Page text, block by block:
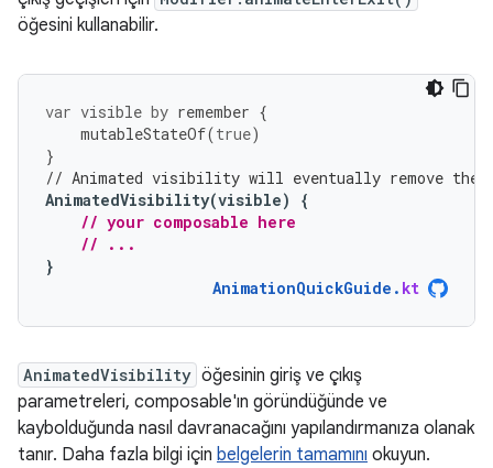
öğesini kullanabilir.
var visible by remember {
mutableStateOf(true)
}
// Animated visibility will eventually remove the
AnimatedVisibility(visible)
{
// your composable here
// ...
}
AnimationQuickGuide . kt
AnimatedVisibility öğesinin giriş ve çıkış
parametreleri, composable'ın göründüğünde ve
kaybolduğunda nasıl davranacağını yapılandırmanıza olanak
tanır. Daha fazla bilgi için belgelerin tamamını okuyun.